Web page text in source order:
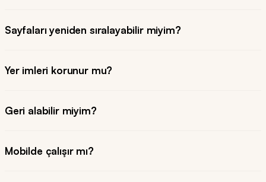
Sayfaları yeniden sıralayabilir miyim?
Yer imleri korunur mu?
Geri alabilir miyim?
Mobilde çalışır mı?